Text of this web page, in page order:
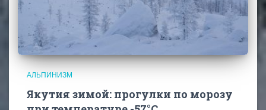
АЛЬПИНИЗМ
Якутия зимой: прогулки по морозу